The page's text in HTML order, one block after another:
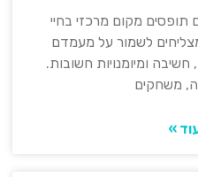
תופסים מקום מרכזי בחיי
לשמור על מעמדם
חשיבה ומיומנויות חשובות.
משחקים
»